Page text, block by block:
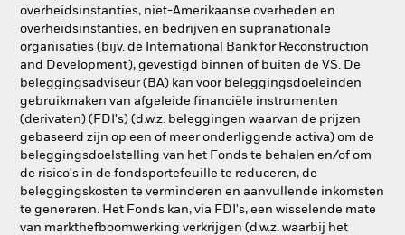
overheidsinstanties, niet-Amerikaanse overheden en
overheidsinstanties, en bedrijven en supranationale
organisaties (bijv. de International Bank for Reconstruction
and Development), gevestigd binnen of buiten de VS. De
beleggingsadviseur (BA) kan voor beleggingsdoeleinden
gebruikmaken van afgeleide financiële instrumenten
(derivaten) (FDI's) (d.w.z. beleggingen waarvan de prijzen
gebaseerd zijn op een of meer onderliggende activa) om de
beleggingsdoelstelling van het Fonds te behalen en/of om
de risico's in de fondsportefeuille te reduceren, de
beleggingskosten te verminderen en aanvullende inkomsten
te genereren. Het Fonds kan, via FDI's, een wisselende mate
van markthefboomwerking verkrijgen (d.w.z. waarbij het